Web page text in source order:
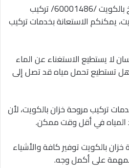
تركيب مروحة شفاط مطبخ بالكويت /60001486/ تركيب
يمكنكم الاستعانة بخدمات تركيب
لا يستطيع الاستغناء عن الماء
هل تستطيع تحمل مياه قد تصل إلى
تركيب مروحة خزان بالكويت، لأن
المياه في أقل وقت ممكن.
بالكويت توفير كافة والأشياء
على أكمل وجه.